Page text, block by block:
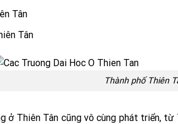
Tân
Tân
Thành phố Thiên
ở Thiên Tân cũng vô cùng phát triển,